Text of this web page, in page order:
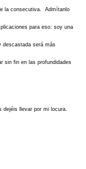
la consecutiva. Admítanlo
para eso: soy una
descastada será más
sin fin en las profundidades
llevar por mi locura.